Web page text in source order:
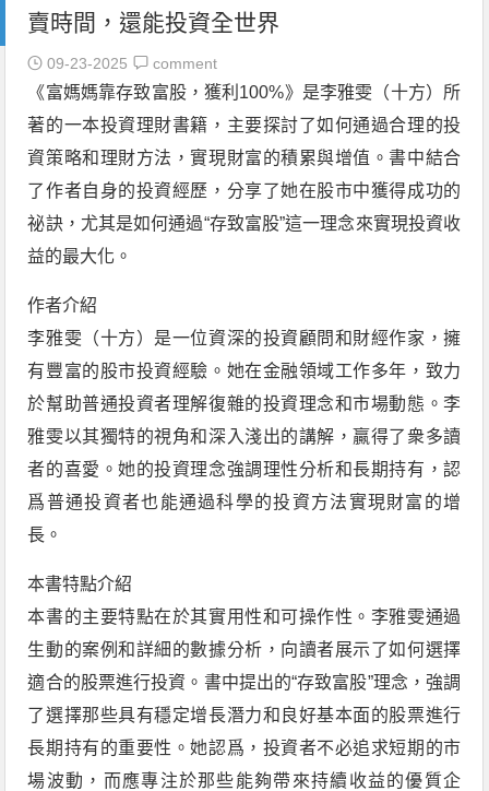
賣時間，還能投資全世界
09-23-2025 comment
《富媽媽靠存致富股，獲利100%》是李雅雯（十方）所
著的一本投資理財書籍，主要探討了如何通過合理的投
資策略和理財方法，實現財富的積累與增值。書中結合
了作者自身的投資經歷，分享了她在股市中獲得成功的
祕訣，尤其是如何通過“存致富股”這一理念來實現投資收
益的最大化。
作者介紹
李雅雯（十方）是一位資深的投資顧問和財經作家，擁
有豐富的股市投資經驗。她在金融領域工作多年，致力
於幫助普通投資者理解復雜的投資理念和市場動態。李
雅雯以其獨特的視角和深入淺出的講解，贏得了衆多讀
者的喜愛。她的投資理念強調理性分析和長期持有，認
爲普通投資者也能通過科學的投資方法實現財富的增
長。
本書特點介紹
本書的主要特點在於其實用性和可操作性。李雅雯通過
生動的案例和詳細的數據分析，向讀者展示了如何選擇
適合的股票進行投資。書中提出的“存致富股”理念，強調
了選擇那些具有穩定增長潛力和良好基本面的股票進行
長期持有的重要性。她認爲，投資者不必追求短期的市
場波動，而應專注於那些能夠帶來持續收益的優質企